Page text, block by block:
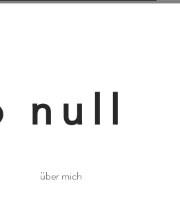
null
über mich